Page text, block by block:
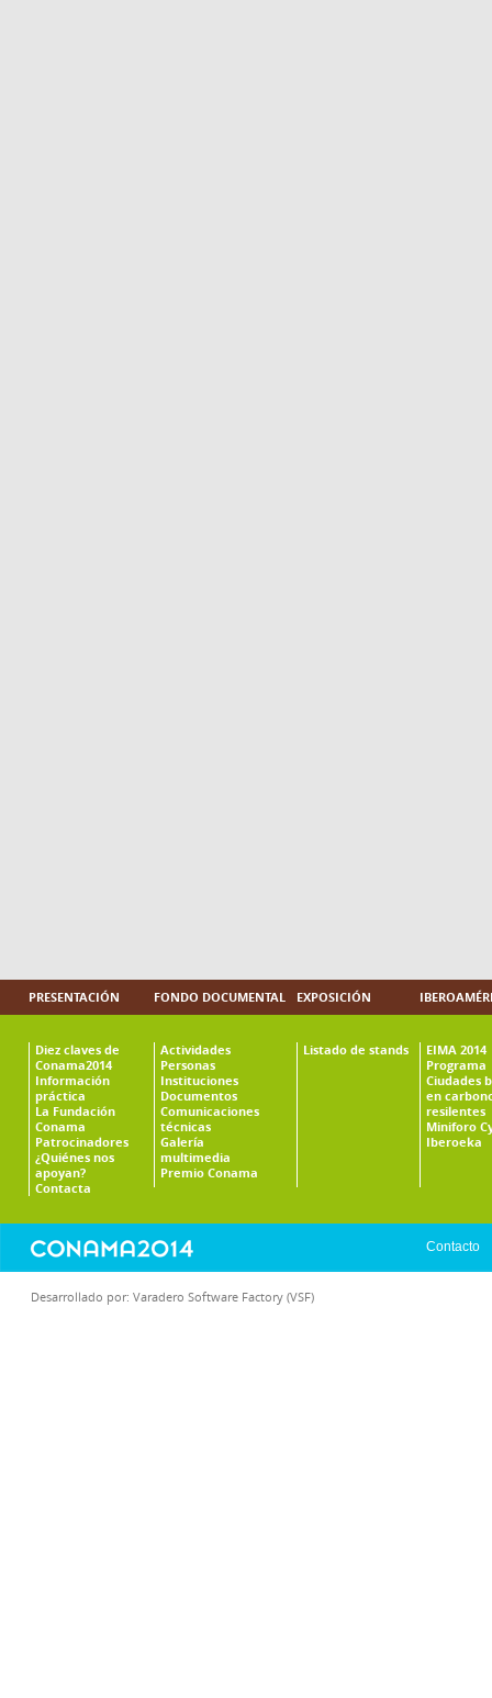
PRESENTACIÓN
Diez claves de
Conama2014
Información
práctica
La Fundación
Conama
Patrocinadores
¿Quiénes nos
apoyan?
Contacta
FONDO DOCUMENTAL
Actividades
Personas
Instituciones
Documentos
Comunicaciones
técnicas
Galería
multimedia
Premio Conama
EXPOSICIÓN
Listado de stands
EIMA 2014
Programa
Ciudades
en
resilentes
Miniforo
Iberoeka
Contacto
Desarrollado por: Varadero Software Factory (VSF)